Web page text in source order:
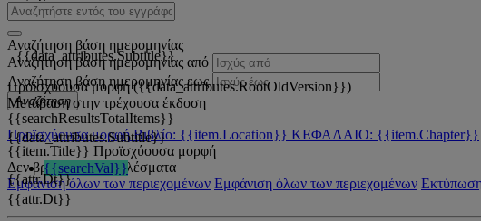
Αναζήτηση βάση ημερομηνίας
Αναζήτηση βάση ημερομηνίας από
Αναζήτηση βάση ημερομηνίας εως
Αναζήτηση
{{searchResultsTotalItems}}
Προϊσχύουσα μορφή Βιβλίο: {{item.Location}} ΚΕΦΑΛΑΙΟ: {{item.Chapter}}
{{item.Title}} Προϊσχύουσα μορφή
Δεν βρέθηκαν αποτελέσματα
Εμφάνιση όλων των περιεχομένων Εμφάνιση όλων των περιεχομένων
{{data_attributes.Subtitle}}
Προϊσχύουσα μορφή ({{data_attributes.RootOldVersion}})
Μετάβαση στην τρέχουσα έκδοση
{{data_attributes.Subtitle}}
{{searchVal}}
{{attr.Dt}}
{{attr.Dt}}